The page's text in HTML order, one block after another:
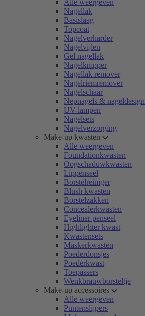
Alle weergeven
Nagellak
Basislaag
Topcoat
Nagelverharder
Nagelvijlen
Gel nagellak
Nagelknipper
Nagellak remover
Nagelriemremover
Nagelschaar
Nepnagels & nageldesign
UV-lampen
Nagelsets
Nagelverzorging
Make-up kwasten
Alle weergeven
Foundationkwasten
Oogschaduwkwasten
Lippenseel
Borstelreiniger
Blush kwasten
Borstelzakken
Concealerkwasten
Eyeliner penseel
Highlighter kwast
Kwastensets
Maskerkwasten
Poederdonsjes
Poederkwast
Toepassers
Wenkbrauwborsteltje
Make-up accessoires
Alle weergeven
Puntenslijpers